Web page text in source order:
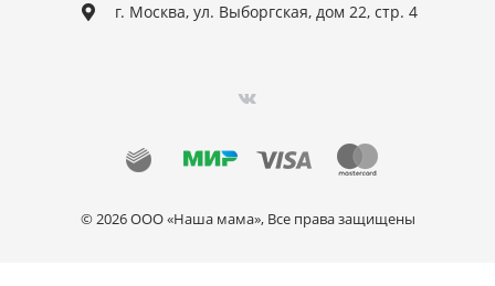
г. Москва, ул. Выборгская, дом 22, стр. 4
© 2026 ООО «Наша мама», Все права защищены